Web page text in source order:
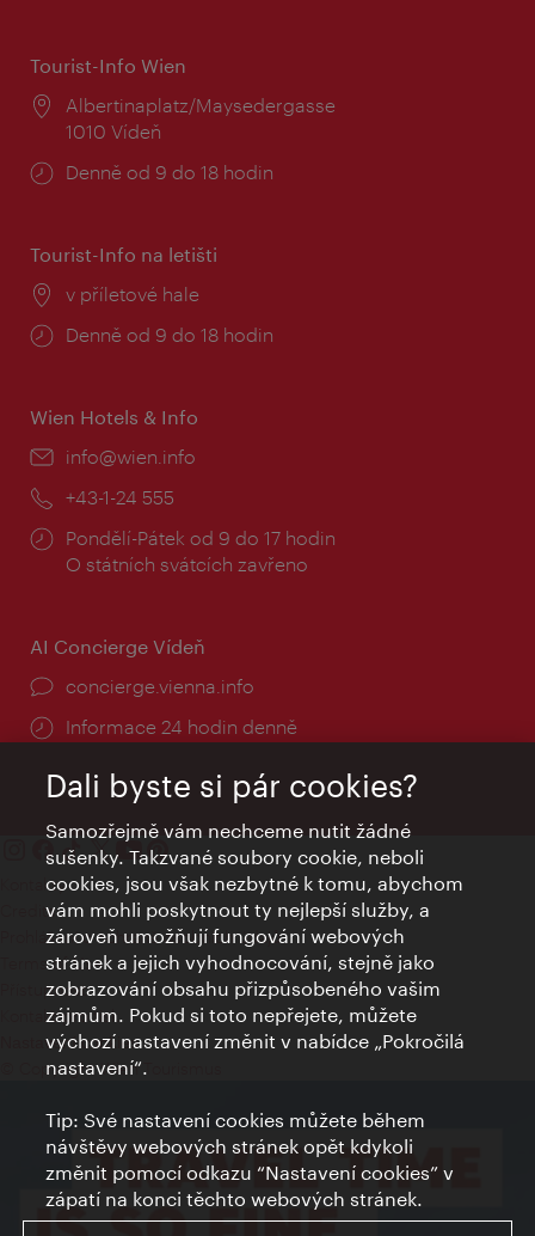
Tourist-Info Wien
Místo:
Albertinaplatz/Maysedergasse
1010 Vídeň
Provozní
Denně od 9 do 18 hodin
Tourist-Info na letišti
Místo:
v příletové hale
Provozní
Denně od 9 do 18 hodin
Wien Hotels & Info
E-
info@wien.info
Telefon:
+43-1-24 555
Provozní
doba:
Pondělí-Pátek od 9 do 17 hodin
O státních svátcích zavřeno
AI Concierge Vídeň
concierge.vienna.info
Informace 24 hodin denně
Kontakty
Credits
Prohlášení o ochraně osobních údajů
Terms of Use
Přístupnost
Kontakt pro tisk
Nastavení cookies
© Copyright Wien Tourismus
Dali byste si pár cookies?
Samozřejmě vám nechceme nutit žádné
sušenky. Takzvané soubory cookie, neboli
cookies, jsou však nezbytné k tomu, abychom
vám mohli poskytnout ty nejlepší služby, a
zároveň umožňují fungování webových
stránek a jejich vyhodnocování, stejně jako
zobrazování obsahu přizpůsobeného vašim
zájmům. Pokud si toto nepřejete, můžete
výchozí nastavení změnit v nabídce „Pokročilá
nastavení“.
Tip: Své nastavení cookies můžete během
návštěvy webových stránek opět kdykoli
změnit pomocí odkazu “Nastavení cookies” v
zápatí na konci těchto webových stránek.